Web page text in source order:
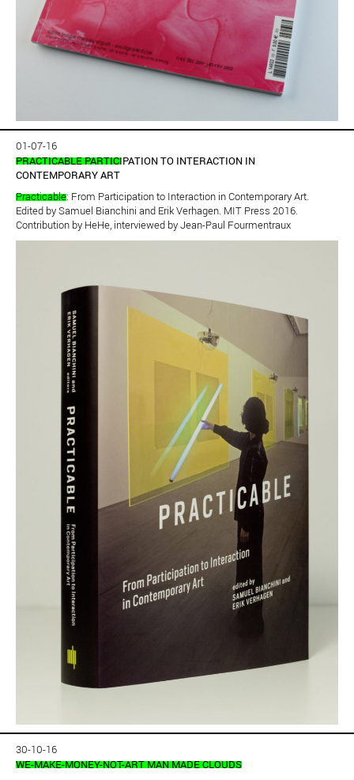
01-07-16
PRACTICABLE PARTICIPATION TO INTERACTION IN
CONTEMPORARY ART
Practicable: From Participation to Interaction in Contemporary Art.
Edited by Samuel Bianchini and Erik Verhagen. MIT Press 2016.
Contribution by HeHe, interviewed by Jean-Paul Fourmentraux
30-10-16
WE-MAKE-MONEY-NOT-ART MAN MADE CLOUDS